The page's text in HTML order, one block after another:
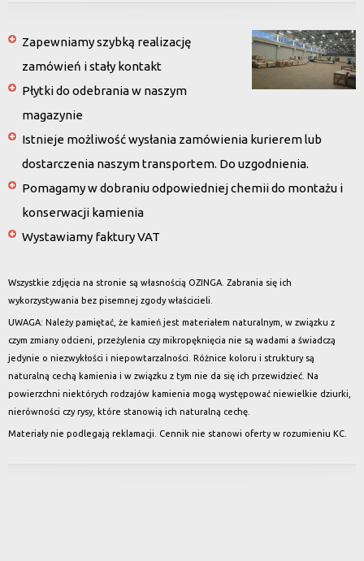
Zapewniamy szybką realizację
zamówień i stały kontakt
Płytki do odebrania w naszym
magazynie
Istnieje możliwość wysłania zamówienia kurierem lub
dostarczenia naszym transportem. Do uzgodnienia.
Pomagamy w dobraniu odpowiedniej chemii do montażu i
konserwacji kamienia
Wystawiamy faktury VAT
Wszystkie zdjęcia na stronie są własnością OZINGA. Zabrania się ich
wykorzystywania bez pisemnej zgody właścicieli.
UWAGA: Należy pamiętać, że kamień jest materiałem naturalnym, w związku z
czym zmiany odcieni, przeżylenia czy mikropęknięcia nie są wadami a świadczą
jedynie o niezwykłości i niepowtarzalności. Różnice koloru i struktury są
naturalną cechą kamienia i w związku z tym nie da się ich przewidzieć. Na
powierzchni niektórych rodzajów kamienia mogą występować niewielkie dziurki,
nierówności czy rysy, które stanowią ich naturalną cechę.
Materiały nie podlegają reklamacji. Cennik nie stanowi oferty w rozumieniu KC.